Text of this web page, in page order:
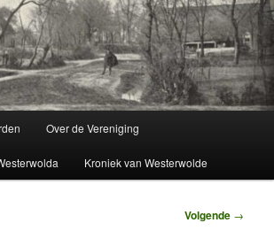
Over de Vereniging
Kroniek van Westerwolde
Volgende →